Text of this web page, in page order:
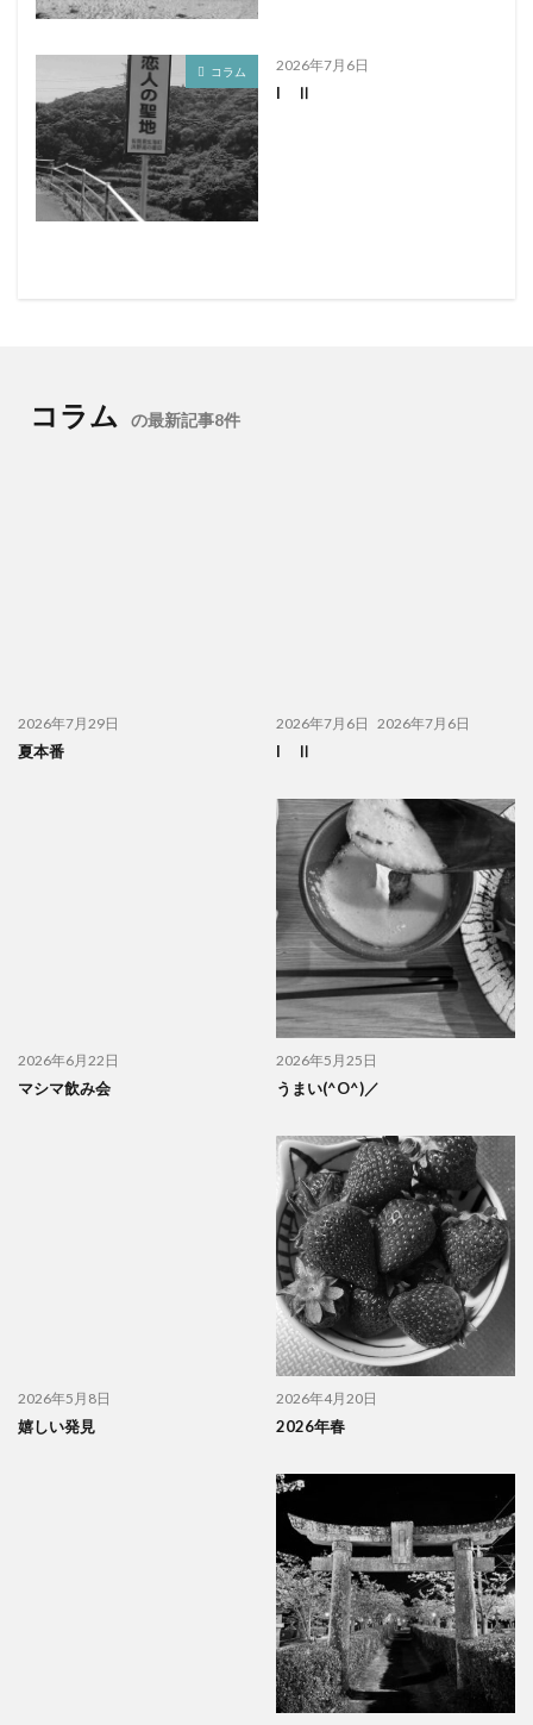
コラム 2026年7月6日
I Ⅱ
コラム の最新記事8件
2026年7月29日
夏本番
2026年7月6日 2026年7月6日
I Ⅱ
2026年6月22日
マシマ飲み会
2026年5月25日
うまい(^O^)／
2026年5月8日
嬉しい発見
2026年4月20日
2026年春